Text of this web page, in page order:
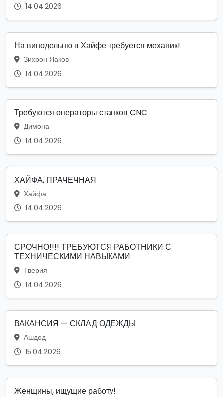
14.04.2026
На винодельню в Хайфе требуется механик!
Зихрон Яаков
14.04.2026
Требуются операторы станков CNC
Димона
14.04.2026
ХАЙФА, ПРАЧЕЧНАЯ
Хайфа
14.04.2026
СРОЧНО!!!! ТРЕБУЮТСЯ РАБОТНИКИ С
ТЕХНИЧЕСКИМИ НАВЫКАМИ
Тверия
14.04.2026
ВАКАНСИЯ — СКЛАД ОДЕЖДЫ
Ашдод
15.04.2026
Женщины, ищущие работу!